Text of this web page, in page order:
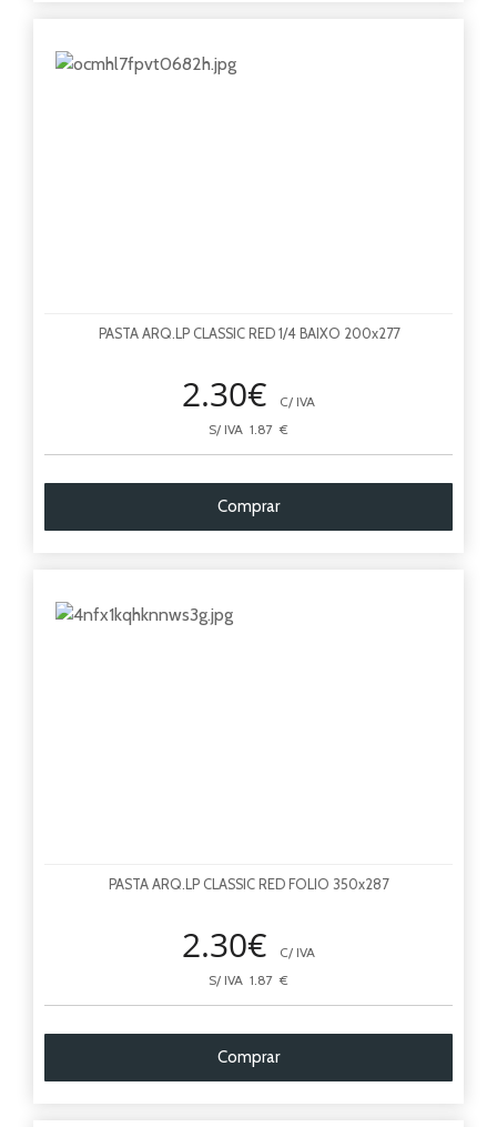
PASTA ARQ.LP CLASSIC RED 1/4 BAIXO 200x277
2.30€
C/ IVA
S/ IVA 1.87 €
Comprar
PASTA ARQ.LP CLASSIC RED FOLIO 350x287
2.30€
C/ IVA
S/ IVA 1.87 €
Comprar